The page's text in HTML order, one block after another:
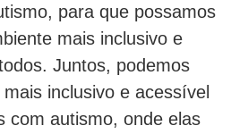
para que possamos
mais inclusivo e
Juntos, podemos
inclusivo e acessível
com autismo, onde elas